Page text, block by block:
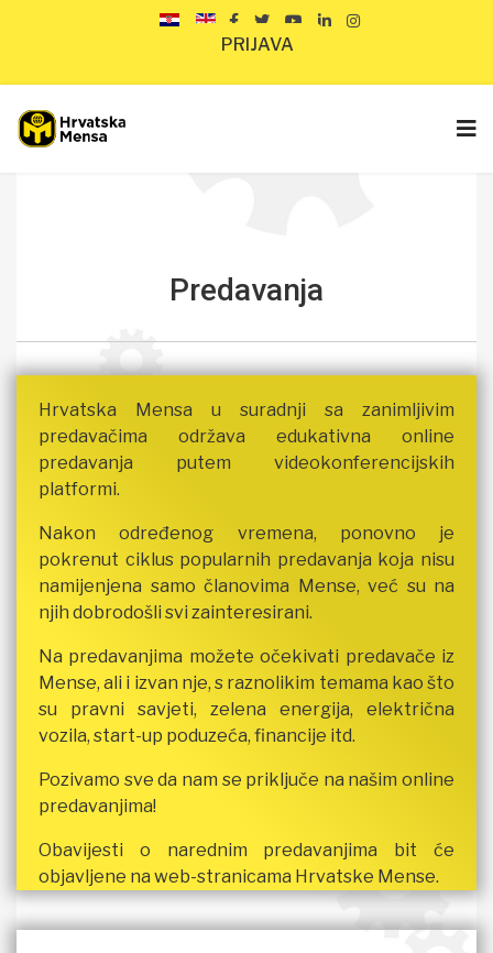
PRIJAVA
Predavanja
Hrvatska Mensa u suradnji sa zanimljivim
predavačima održava edukativna online
predavanja putem videokonferencijskih
platformi.
Nakon određenog vremena, ponovno je
pokrenut ciklus popularnih predavanja koja nisu
namijenjena samo članovima Mense, već su na
njih dobrodošli svi zainteresirani.
Na predavanjima možete očekivati predavače iz
Mense, ali i izvan nje, s raznolikim temama kao što
su pravni savjeti, zelena energija, električna
vozila, start-up poduzeća, financije itd.
Pozivamo sve da nam se priključe na našim online
predavanjima!
Obavijesti o narednim predavanjima bit će
objavljene na web-stranicama Hrvatske Mense.